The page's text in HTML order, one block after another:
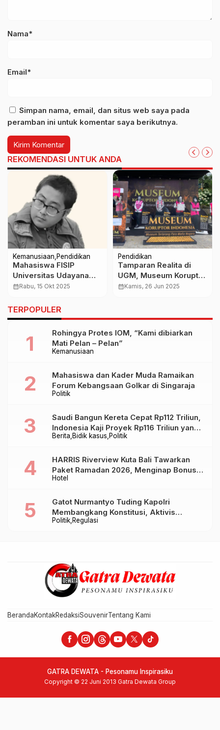
Nama*
Email*
Simpan nama, email, dan situs web saya pada
peramban ini untuk komentar saya berikutnya.
REKOMENDASI UNTUK ANDA
Kemanusiaan Pendidikan
Mahasiswa FISIP
Universitas Udayana
Meninggal Jatuh dari
Penyebab Masih
Diselidiki
calendar_monthRabu, 15 Okt 2025
Pendidikan
Tamparan Realita di
UGM, Museum Koruptor
Indonesia Bongkar
calendar_monthKamis, 26 Jun 2025
TERPOPULER
Kemanusiaan
Rohingya Protes IOM, “Kami dibiarkan
Mati Pelan – Pelan”
Politik
Mahasiswa dan Kader Muda Ramaikan
Forum Kebangsaan Golkar di Singaraja
Berita Bidik kasus Politik
Saudi Bangun Kereta Cepat Rp112 Triliun,
Indonesia Kaji Proyek Rp116 Triliun yang
Baru Sampai Bandung
Hotel
HARRIS Riverview Kuta Bali Tawarkan
Paket Ramadan 2026, Menginap Bonus
Takjil hingga Bukber Mulai Rp88.888
Politik Regulasi
Gatot Nurmantyo Tuding Kapolri
Membangkang Konstitusi, Aktivis
Tegaskan Polri Tak Punya Sejarah
BerandaKontakRedaksiSouvenirTentang Kami
GATRA DEWATA - Pesonamu Inspirasiku
Copyright © 22 Juni 2013 Gatra Dewata Group